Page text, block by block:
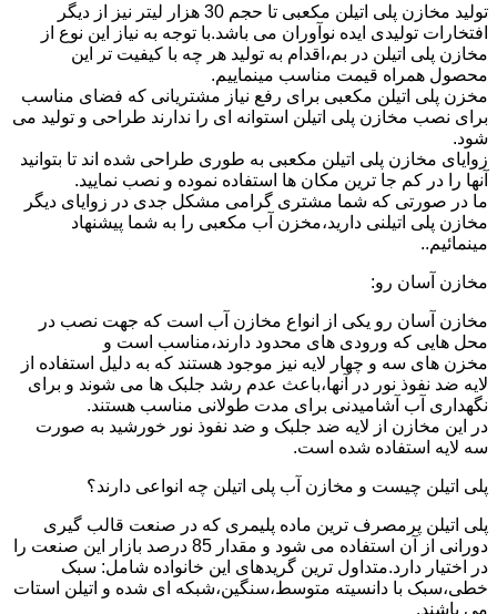
تولید مخازن پلی اتیلن مکعبی تا حجم 30 هزار لیتر نیز از دیگر
افتخارات تولیدی ایده نوآوران می باشد.با توجه به نیاز این نوع از
مخازن پلی اتیلن در بم،اقدام به تولید هر چه با کیفیت تر این
محصول همراه قیمت مناسب مینماییم.
مخزن پلی اتیلن مکعبی برای رفع نیاز مشتریانی که فضای مناسب
برای نصب مخازن پلی اتیلن استوانه ای را ندارند طراحی و تولید می
شود.
زوایای مخازن پلی اتیلن مکعبی به طوری طراحی شده اند تا بتوانید
آنها را در کم جا ترین مکان ها استفاده نموده و نصب نمایید.
ما در صورتی که شما مشتری گرامی مشکل جدی در زوایای دیگر
مخازن پلی اتیلنی دارید،مخزن آب مکعبی را به شما پیشنهاد
مینمائیم..
مخازن آسان رو:
مخازن آسان رو یکی از انواع مخازن آب است که جهت نصب در
محل هایی که ورودی های محدود دارند،مناسب است و
مخزن های سه و چهار لایه نیز موجود هستند که به دلیل استفاده از
لایه ضد نفوذ نور در آنها،باعث عدم رشد جلبک ها می شوند و برای
نگهداری آب آشامیدنی برای مدت طولانی مناسب هستند.
در این مخازن از لایه ضد جلبک و ضد نفوذ نور خورشید به صورت
سه لایه استفاده شده است.
پلی اتیلن چیست و مخازن آب پلی اتیلن چه انواعی دارند؟
پلی اتیلن پرمصرف ترین ماده پلیمری که در صنعت قالب گیری
دورانی از آن استفاده می شود و مقدار 85 درصد بازار این صنعت را
در اختیار دارد.متداول ترین گریدهای این خانواده شامل: سبک
خطی،سبک با دانسیته متوسط،سنگین،شبکه ای شده و اتیلن استات
می باشند.